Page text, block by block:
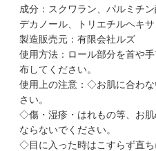
成分：スクワラン、パルミチ
デカノール、トリエチルヘキ
製造販売元：有限会社ルズ
使用方法：ロール部分を首や
布してください。
使用上の注意：◇お肌に合わ
さい。
◇傷・湿疹・はれもの等、お
ならないでください。
◇目に入った時はこすらず直